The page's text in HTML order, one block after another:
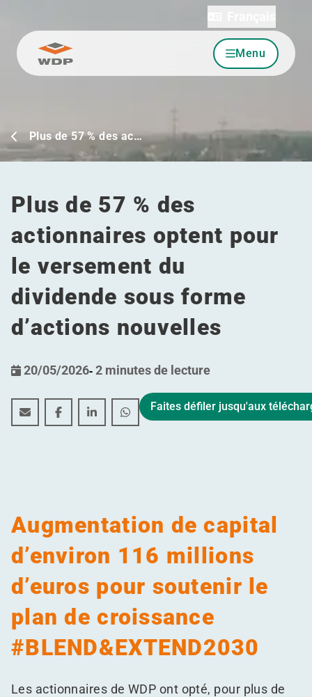
Allez au contenu Menu
Plus de 57 % des ac…
Plus de 57 % des
actionnaires optent pour
le versement du
dividende sous forme
d’actions nouvelles
20/05/2026-2 minutes de lecture
Plus de 57 % des actionnaires optent pour le
Plus de 57 % des actionnaires optent pour le
Plus de 57 % des actionnaires optent
Plus de 57 % des actionnaires
Faites défiler jusqu'aux
Augmentation de capital
d’environ 116 millions
d’euros pour soutenir le
plan de croissance
#BLEND&EXTEND2030
Les actionnaires de WDP ont opté, pour plus de